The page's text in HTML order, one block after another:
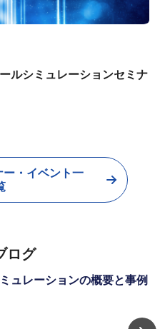
ルシミュレーションセミナ
・イベント一
ログ
ュレーションの概要と事例